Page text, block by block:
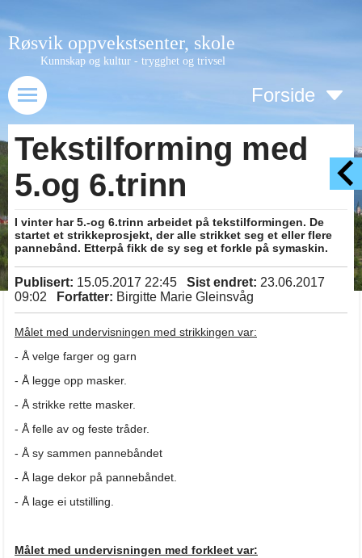
Røsvik oppvekstsenter, skole
Kunnskap og kultur - trygghet og trivsel
Forside
Tekstilforming med
5.og 6.trinn
I vinter har 5.-og 6.trinn arbeidet på tekstilformingen. De
startet et strikkeprosjekt, der alle strikket seg et eller flere
pannebånd. Etterpå fikk de sy seg et forkle på symaskin.
Publisert: 15.05.2017 22:45 Sist endret: 23.06.2017
09:02
Forfatter: Birgitte Marie Gleinsvåg
Målet med undervisningen med strikkingen var:
- Å velge farger og garn
- Å legge opp masker.
- Å strikke rette masker.
- Å felle av og feste tråder.
- Å sy sammen pannebåndet
- Å lage dekor på pannebåndet.
- Å lage ei utstilling.
Målet med undervisningen med forkleet var: